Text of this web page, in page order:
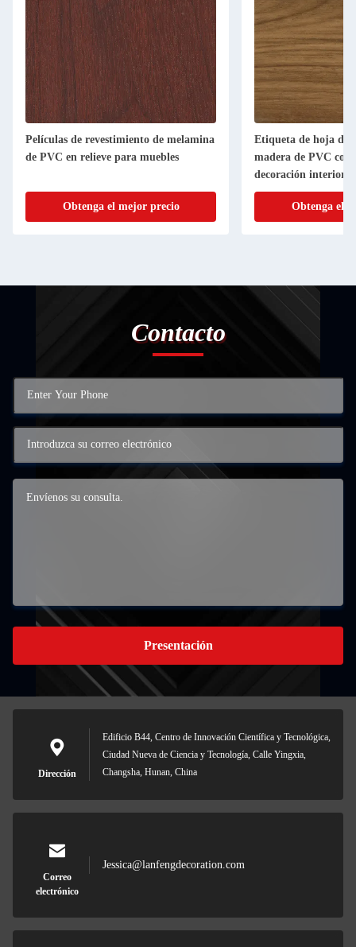
Películas de revestimiento de melamina
de PVC en relieve para muebles
Obtenga el mejor precio
Etiqueta de hoja de
madera de PVC
decoración interior
Obtenga el
Contacto
Presentación
Dirección
Edificio B44, Centro de Innovación Científica y Tecnológica,
Ciudad Nueva de Ciencia y Tecnología, Calle Yingxia,
Changsha, Hunan, China
Correo
electrónico
Jessica@lanfengdecoration.com